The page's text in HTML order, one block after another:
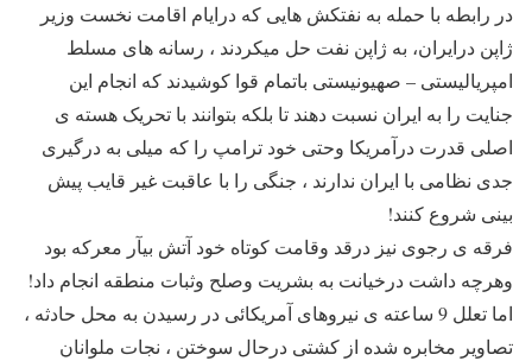
در رابطه با حمله به نفتکش هایی که درایام اقامت نخست وزیر
ژاپن درایران، به ژاپن نفت حل میکردند ، رسانه های مسلط
امپریالیستی – صهیونیستی باتمام قوا کوشیدند که انجام این
جنایت را به ایران نسبت دهند تا بلکه بتوانند با تحریک هسته ی
اصلی قدرت درآمریکا وحتی خود ترامپ را که میلی به درگیری
جدی نظامی با ایران ندارند ، جنگی را با عاقبت غیر قایب پیش
بینی شروع کنند!
فرقه ی رجوی نیز درقد وقامت کوتاه خود آتش بیآر معرکه بود
وهرچه داشت درخیانت به بشریت وصلح وثبات منطقه انجام داد!
اما تعلل 9 ساعته ی نیروهای آمریکائی در رسیدن به محل حادثه ،
تصاویر مخابره شده از کشتی درحال سوختن ، نجات ملوانان